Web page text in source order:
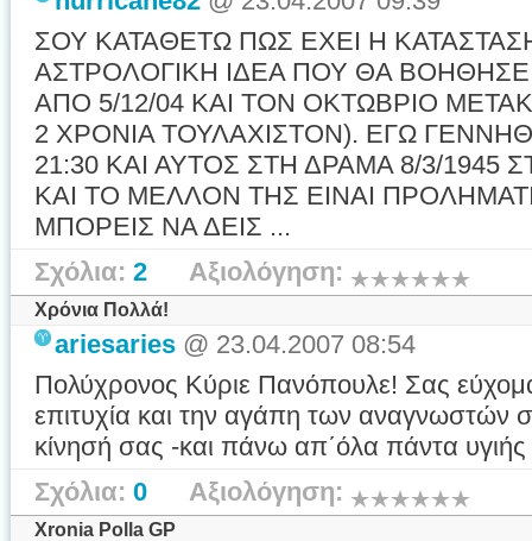
ΣΟΥ ΚΑΤΑΘΕΤΩ ΠΩΣ ΕΧΕΙ Η
ΑΣΤΡΟΛΟΓΙΚΗ ΙΔΕΑ ΠΟΥ ΘΑ
ΑΠΟ 5/12/04 ΚΑΙ ΤΟΝ ΟΚΤΩΒΡΙΟ
2 ΧΡΟΝΙΑ ΤΟΥΛΑΧΙΣΤΟΝ). ΕΓΩ
21:30 ΚΑΙ ΑΥΤΟΣ ΣΤΗ ΔΡΑΜΑ 8/3/1945
ΚΑΙ ΤΟ ΜΕΛΛΟΝ ΤΗΣ ΕΙΝΑΙ
ΜΠΟΡΕΙΣ ΝΑ ΔΕΙΣ ...
Σχόλια: 2 Αξιολόγηση:
Χρόνια Πολλά!
ariesaries @ 23.04.2007 08:54
Πολύχρονος Κύριε Πανόπουλε! Σας
επιτυχία και την αγάπη των αναγνωστών
κίνησή σας -και πάνω απ΄όλα πάντα υγιής
Σχόλια: 0 Αξιολόγηση:
Xronia Polla GP